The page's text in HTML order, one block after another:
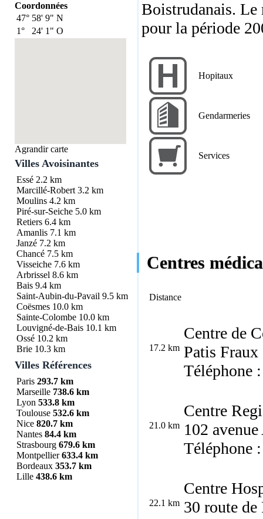
Coordonnées
47° 58' 9" N
1°
24' 1" O
Agrandir carte
Villes Avoisinantes
Essé2.2 km
Marcillé-Robert3.2 km
Moulins4.2 km
Piré-sur-Seiche5.0 km
Retiers6.4 km
Amanlis7.1 km
Janzé7.2 km
Chancé7.5 km
Visseiche7.6 km
Arbrissel 8.6 km
Bais9.4 km
Saint-Aubin-du-Pavail 9.5 km
Coësmes10.0 km
Sainte-Colombe10.0 km
Louvigné-de-Bais10.1 km
Ossé10.2 km
Brie10.3 km
Villes Références
Paris 293.7 km
Marseille 738.6 km
Lyon 533.8 km
Toulouse 532.6 km
Nice 820.7 km
Nantes 84.4 km
Strasbourg 679.6 km
Montpellier 633.4 km
Bordeaux 353.7 km
Lille 438.6 km
Boistrudanais. Le
pour la période
Hopitaux
Gendarmeries
Services
Centres
Distance
17.2 km
Centre de
Patis
Téléphone
21.0 km
Centre
102
Téléphone
22.1 km
Centre
30 route